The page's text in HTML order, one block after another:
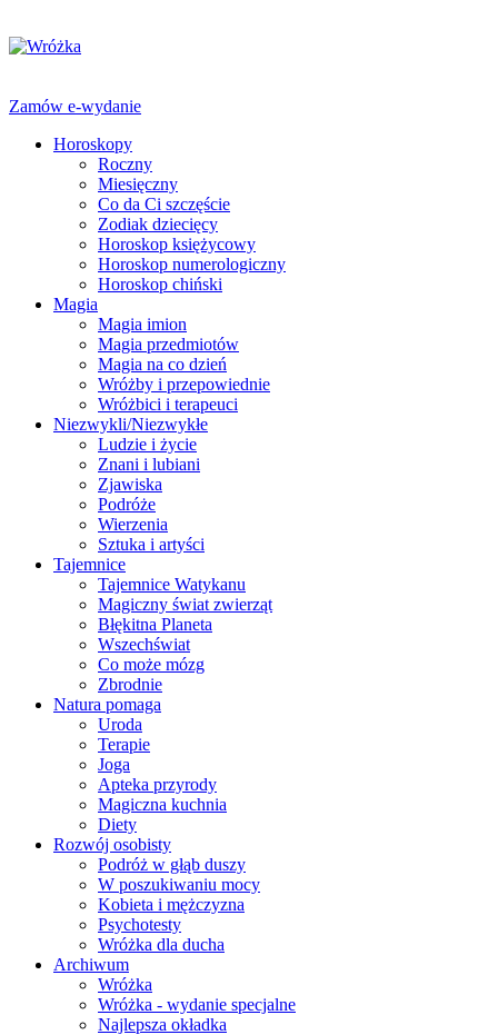
Zamów e-wydanie
Horoskopy
Roczny
Miesięczny
Co da Ci szczęście
Zodiak dziecięcy
Horoskop księżycowy
Horoskop numerologiczny
Horoskop chiński
Magia
Magia imion
Magia przedmiotów
Magia na co dzień
Wróżby i przepowiednie
Wróżbici i terapeuci
Niezwykli/Niezwykłe
Ludzie i życie
Znani i lubiani
Zjawiska
Podróże
Wierzenia
Sztuka i artyści
Tajemnice
Tajemnice Watykanu
Magiczny świat zwierząt
Błękitna Planeta
Wszechświat
Co może mózg
Zbrodnie
Natura pomaga
Uroda
Terapie
Joga
Apteka przyrody
Magiczna kuchnia
Diety
Rozwój osobisty
Podróż w głąb duszy
W poszukiwaniu mocy
Kobieta i mężczyzna
Psychotesty
Wróżka dla ducha
Archiwum
Wróżka
Wróżka - wydanie specjalne
Najlepsza okładka